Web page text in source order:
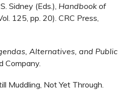
Sidney (Eds.), Handbook of
125, pp. 20). CRC Press,
Alternatives, and Public
Company.
Muddling, Not Yet Through.